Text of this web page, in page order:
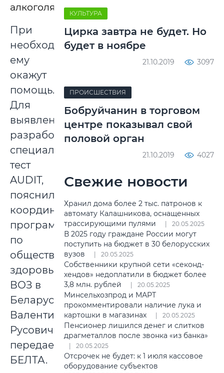
алкоголя.
При
необходимости
ему
окажут
помощь.
Для
выявления
разработан
специальный
тест
AUDIT,
пояснил
координатор
программ
по
общественному
здоровью
ВОЗ в
Беларуси
Валентин
Русович,
передает
БЕЛТА.
КУЛЬТУРА
Цирка завтра не будет. Но
будет в ноябре
21.10.2019 3097
ПРОИСШЕСТВИЯ
Бобруйчанин в торговом
центре показывал свой
половой орган
21.10.2019 4027
Свежие новости
Хранил дома более 2 тыс. патронов к
автомату Калашникова, оснащенных
трассирующими пулями
20.05.2025
В 2025 году граждане России могут
поступить на бюджет в 30 белорусских
вузов
20.05.2025
Собственники крупной сети «секонд-
хендов» недоплатили в бюджет более
3,8 млн. рублей
20.05.2025
Минсельхозпрод и МАРТ
прокомментировали наличие лука и
картошки в магазинах
20.05.2025
Пенсионер лишился денег и слитков
драгметаллов после звонка «из банка»
20.05.2025
Отсрочек не будет: к 1 июля кассовое
оборудование субъектов